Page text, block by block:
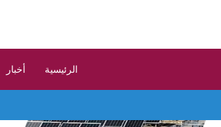
الرئيسية أخبار